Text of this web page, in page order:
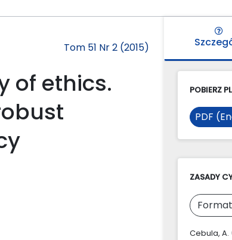
Tom 51 Nr 2 (2015)
of ethics.
POBIERZ
PDF
ZASADY
Cebula, A.